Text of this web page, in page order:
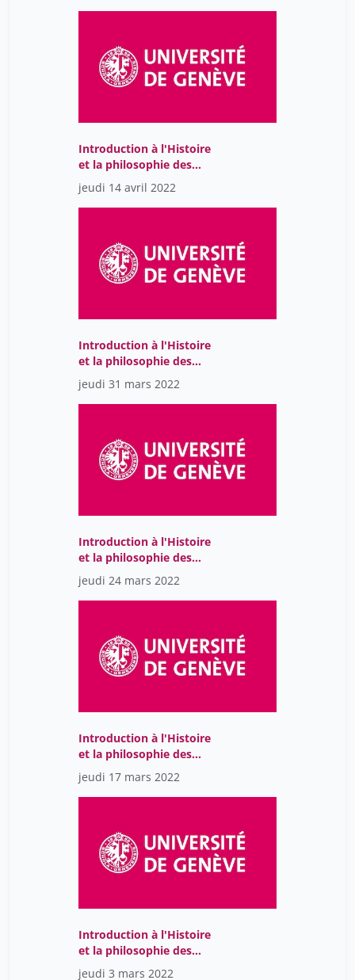
Introduction à l'Histoire
et la philosophie des
sciences
jeudi 14 avril 2022
Introduction à l'Histoire
et la philosophie des
sciences
jeudi 31 mars 2022
Introduction à l'Histoire
et la philosophie des
sciences
jeudi 24 mars 2022
Introduction à l'Histoire
et la philosophie des
sciences
jeudi 17 mars 2022
Introduction à l'Histoire
et la philosophie des
sciences
jeudi 3 mars 2022